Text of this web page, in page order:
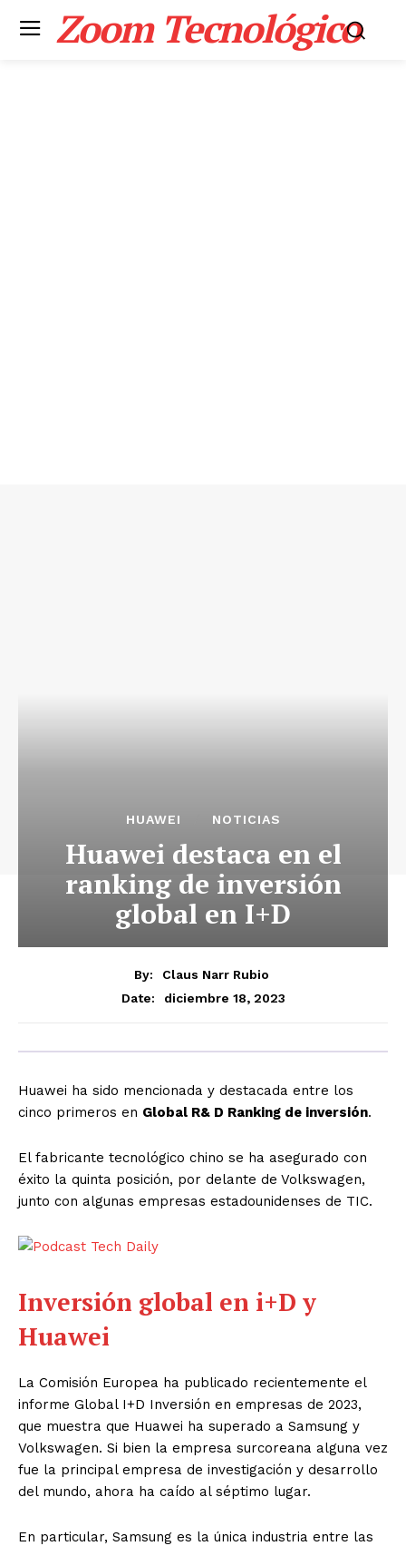
Zoom Tecnológico
HUAWEI NOTICIAS
Huawei destaca en el
ranking de inversión
global en I+D
By:
Claus Narr Rubio
Date:
diciembre 18, 2023
Huawei ha sido mencionada y destacada entre los
cinco primeros en Global R& D Ranking de inversión.
El fabricante tecnológico chino se ha asegurado con
éxito la quinta posición, por delante de Volkswagen,
junto con algunas empresas estadounidenses de TIC.
Inversión global en i+D y
Huawei
La Comisión Europea ha publicado recientemente el
informe Global I+D Inversión en empresas de 2023,
que muestra que Huawei ha superado a Samsung y
Volkswagen. Si bien la empresa surcoreana alguna vez
fue la principal empresa de investigación y desarrollo
del mundo, ahora ha caído al séptimo lugar.
En particular, Samsung es la única industria entre las